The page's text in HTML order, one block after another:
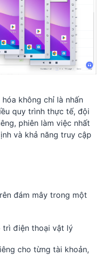
không chỉ là nhấn
quy trình thực tế, đội
phiên làm việc nhất
và khả năng truy cập
đám mây trong một
trì điện thoại vật lý
cho từng tài khoản,